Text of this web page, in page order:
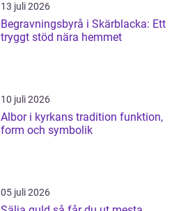
13 juli 2026
Begravningsbyrå i Skärblacka: Ett
tryggt stöd nära hemmet
10 juli 2026
Albor i kyrkans tradition funktion,
form och symbolik
05 juli 2026